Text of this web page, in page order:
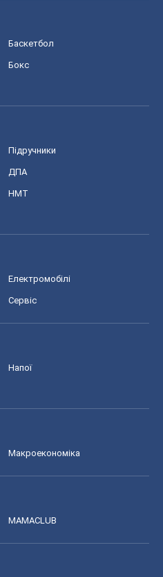
Баскетбол
Бокс
Підручники
ДПА
НМТ
Електромобілі
Сервіс
Напої
Макроекономіка
MAMACLUB